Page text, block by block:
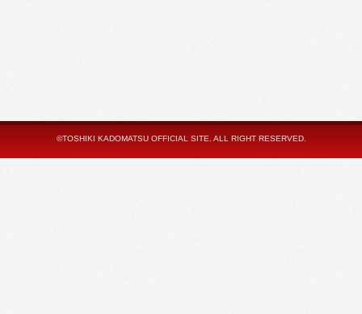
©TOSHIKI KADOMATSU OFFICIAL SITE. ALL RIGHT RESERVED.